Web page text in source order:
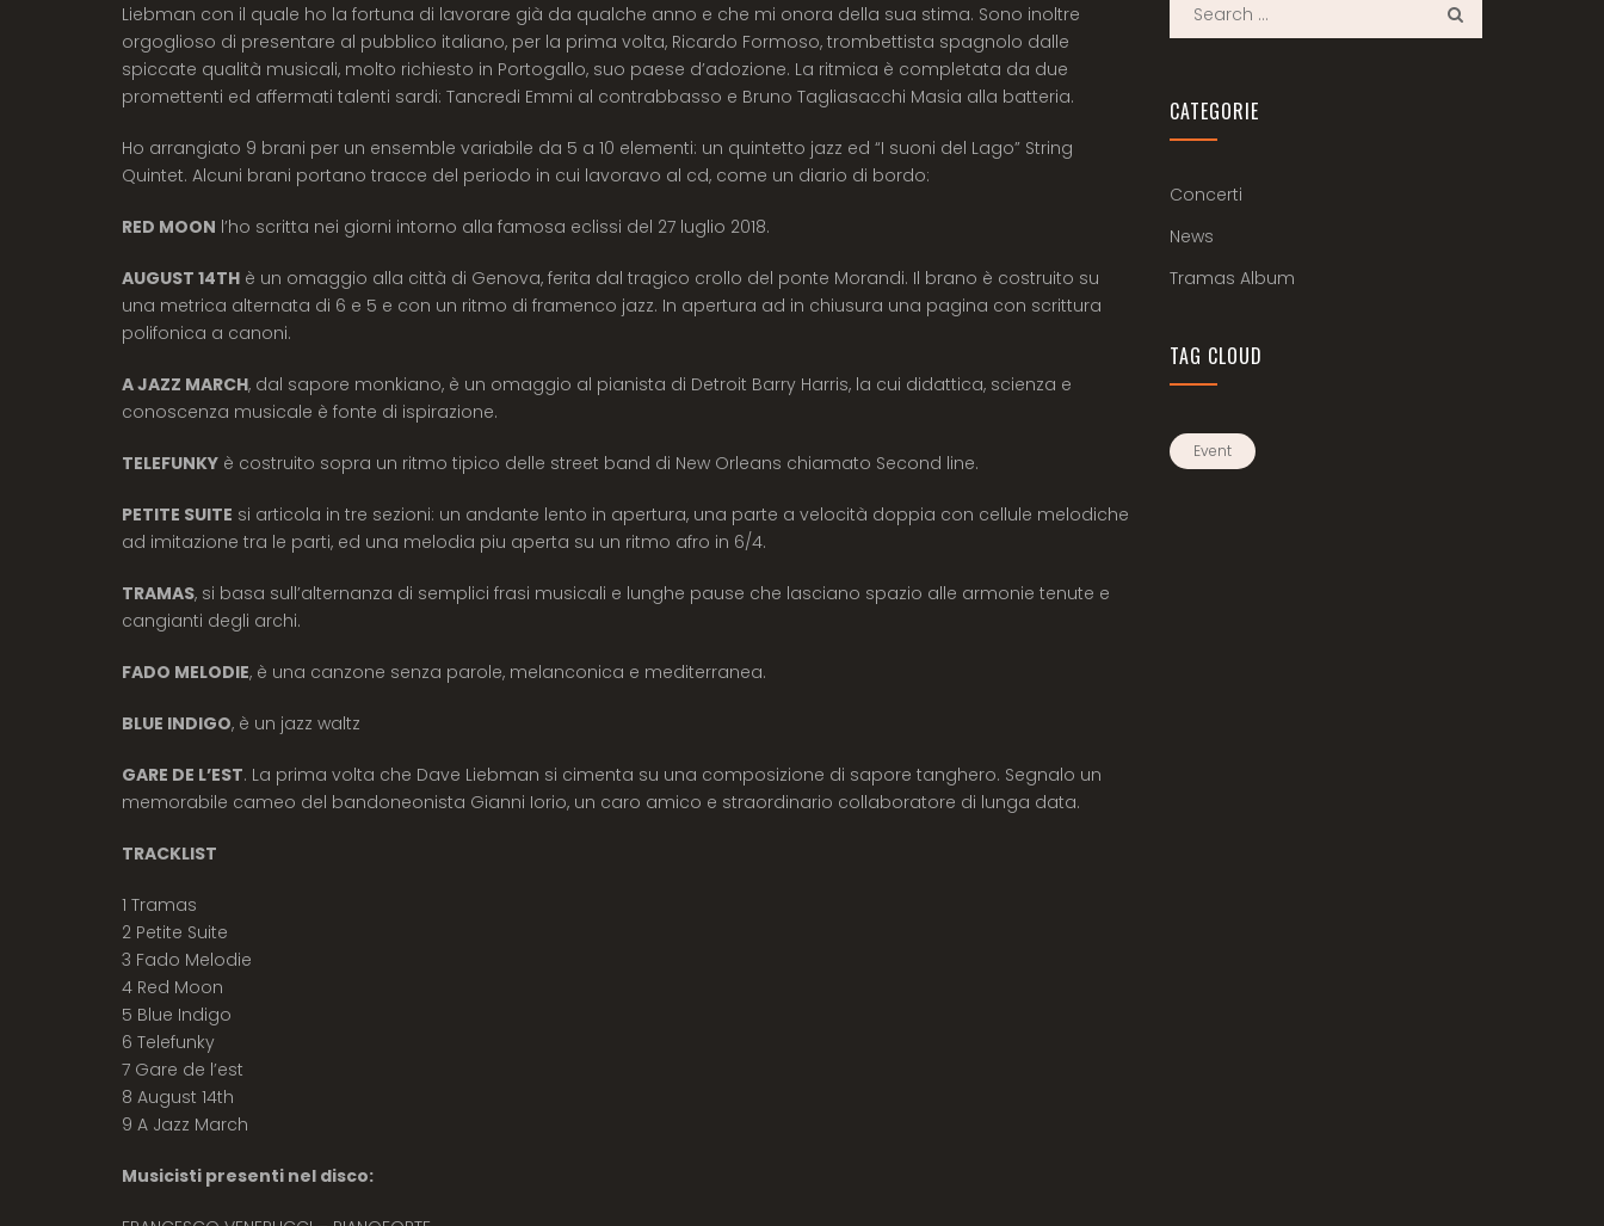
Liebman con il quale ho la fortuna di lavorare già da qualche anno e che mi onora della sua stima. Sono inoltre
orgoglioso di presentare al pubblico italiano, per la prima volta, Ricardo Formoso, trombettista spagnolo dalle
spiccate qualità musicali, molto richiesto in Portogallo, suo paese d’adozione. La ritmica è completata da due
promettenti ed affermati talenti sardi: Tancredi Emmi al contrabbasso e Bruno Tagliasacchi Masia alla batteria.
Ho arrangiato 9 brani per un ensemble variabile da 5 a 10 elementi: un quintetto jazz ed “I suoni del Lago” String
Quintet. Alcuni brani portano tracce del periodo in cui lavoravo al cd, come un diario di bordo:
RED MOON l’ho scritta nei giorni intorno alla famosa eclissi del 27 luglio 2018.
AUGUST 14TH è un omaggio alla città di Genova, ferita dal tragico crollo del ponte Morandi. Il brano è costruito su
una metrica alternata di 6 e 5 e con un ritmo di framenco jazz. In apertura ad in chiusura una pagina con scrittura
polifonica a canoni.
A JAZZ MARCH, dal sapore monkiano, è un omaggio al pianista di Detroit Barry Harris, la cui didattica, scienza e
conoscenza musicale è fonte di ispirazione.
TELEFUNKY è costruito sopra un ritmo tipico delle street band di New Orleans chiamato Second line.
PETITE SUITE si articola in tre sezioni: un andante lento in apertura, una parte a velocità doppia con cellule melodiche
ad imitazione tra le parti, ed una melodia piu aperta su un ritmo afro in 6/4.
TRAMAS, si basa sull’alternanza di semplici frasi musicali e lunghe pause che lasciano spazio alle armonie tenute e
cangianti degli archi.
FADO MELODIE, è una canzone senza parole, melanconica e mediterranea.
BLUE INDIGO, è un jazz waltz
GARE DE L’EST. La prima volta che Dave Liebman si cimenta su una composizione di sapore tanghero. Segnalo un
memorabile cameo del bandoneonista Gianni Iorio, un caro amico e straordinario collaboratore di lunga data.
TRACKLIST
1 Tramas
2 Petite Suite
3 Fado Melodie
4 Red Moon
5 Blue Indigo
6 Telefunky
7 Gare de l’est
8 August 14th
9 A Jazz March
Musicisti presenti nel disco:
CATEGORIE
Concerti
News
Tramas Album
TAG CLOUD
Event